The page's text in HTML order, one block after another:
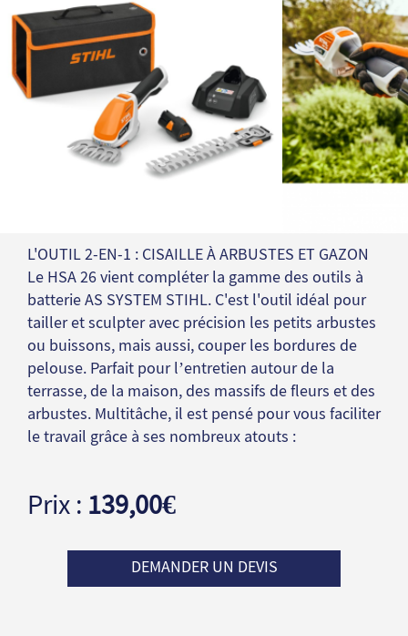
L'OUTIL 2-EN-1 : CISAILLE À ARBUSTES ET GAZON
Le HSA 26 vient compléter la gamme des outils à
batterie AS SYSTEM STIHL. C'est l'outil idéal pour
tailler et sculpter avec précision les petits arbustes
ou buissons, mais aussi, couper les bordures de
pelouse. Parfait pour l’entretien autour de la
terrasse, de la maison, des massifs de fleurs et des
arbustes. Multitâche, il est pensé pour vous faciliter
le travail grâce à ses nombreux atouts :
Prix : 139,00€
DEMANDER UN DEVIS